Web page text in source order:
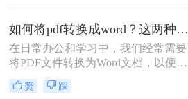
要。那么电脑怎样免费将pdf转为word
呢？本文将介绍两种免费将PDF转为
Word的方法。
如何将pdf转换成word？这两种不同的转换方法了解下！
在日常办公和学习中，我们经常需要
将PDF文件转换为Word文档，以便进
行编辑和修改。那么如何将pdf转换成
word呢？为了帮助用户更轻松地完成
赞 踩